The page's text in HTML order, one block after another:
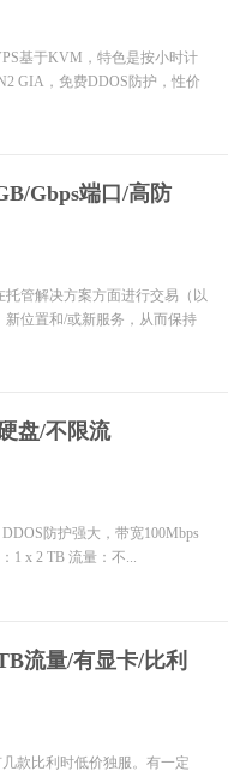
基于KVM，特色是按小时计
GIA，免费DDOS防护，性价
Gbps端口/高防
托管解决方案方面进行交易（以
新位置和/或新服务，从而保持
盘/不限流
防护强大，带宽100Mbps
1 x 2 TB 流量：不...
流量/有显卡/比利
几款比利时低价独服。有一定